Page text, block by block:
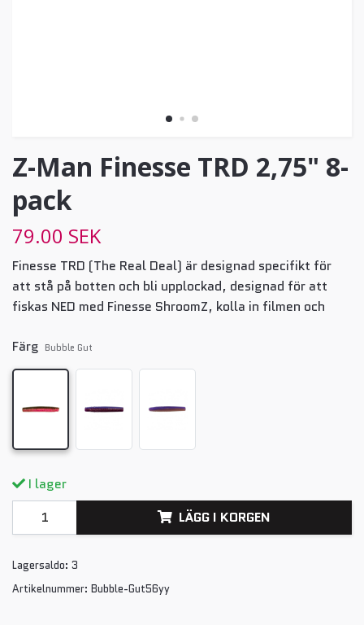
Z-Man Finesse TRD 2,75" 8-
pack
79.00 SEK
Finesse TRD (The Real Deal) är designad specifikt för
att stå på botten och bli upplockad, designad för att
fiskas NED med Finesse ShroomZ, kolla in filmen och
Färg Bubble Gut
I lager
LÄGG I KORGEN
Lagersaldo: 3
Artikelnummer: Bubble-Gut56yy